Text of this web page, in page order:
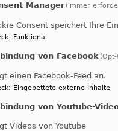
MatZe
in und
(Stand 2021)
Manager (immer
Consent speichert Ihre
: Funktional
von Facebook
einen Facebook-Feed an.
: Eingebettete externe Inhalte
von Youtube-
Videos von Youtube